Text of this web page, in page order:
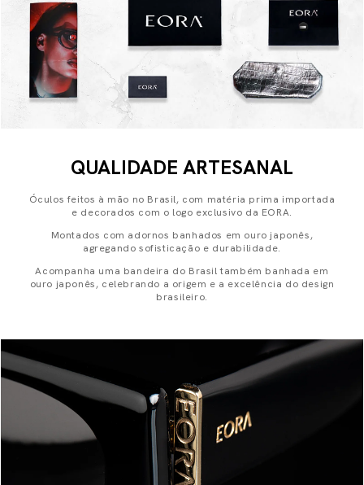
QUALIDADE ARTESANAL
Óculos feitos à mão no Brasil, com matéria prima importada
e decorados com o logo exclusivo da EORA.
Montados com adornos banhados em ouro japonês,
agregando sofisticação e durabilidade.
Acompanha uma bandeira do Brasil também banhada em
ouro japonês, celebrando a origem e a excelência do design
brasileiro.